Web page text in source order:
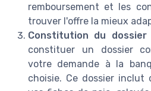
remboursement et les
trouver l'offre la mieux
Constitution du dossier
constituer un dossier
votre demande à la
choisie. Ce dossier